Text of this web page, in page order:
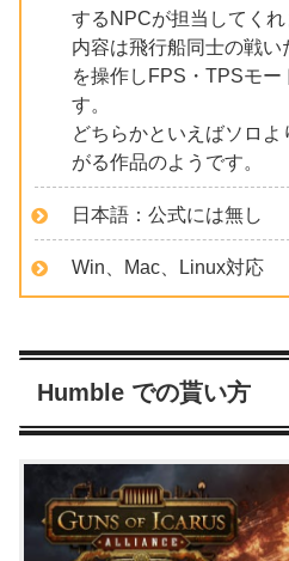
するNPCが担当してくれ
内容は飛行船同士の戦
を操作しFPS・TPSモー
す。
どちらかといえばソロ
がる作品のようです。
日本語：公式には無し
Win、Mac、Linux対応
Humble での貰い方